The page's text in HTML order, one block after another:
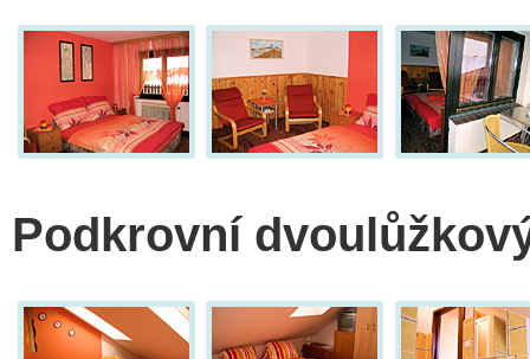
Podkrovní